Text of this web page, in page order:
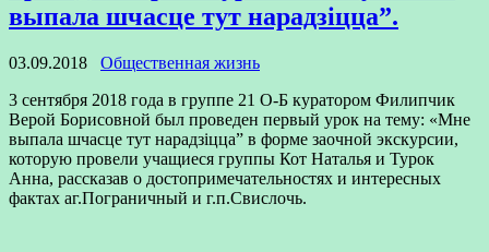
выпала шчасце тут нарадзіцца”.
03.09.2018
Общественная жизнь
3 сентября 2018 года в группе 21 О-Б куратором Филипчик
Верой Борисовной был проведен первый урок на тему: «Мне
выпала шчасце тут нарадзіцца” в форме заочной экскурсии,
которую провели учащиеся группы Кот Наталья и Турок
Анна, рассказав о достопримечательностях и интересных
фактах аг.Пограничный и г.п.Свислочь.